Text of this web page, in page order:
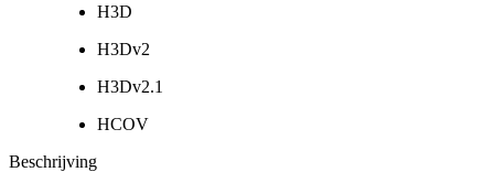
H3D
H3Dv2
H3Dv2.1
HCOV
Beschrijving